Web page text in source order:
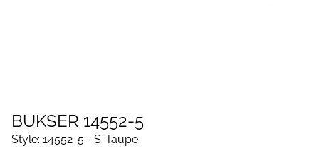
BUKSER 14552-5
Style: 14552-5--S-Taupe